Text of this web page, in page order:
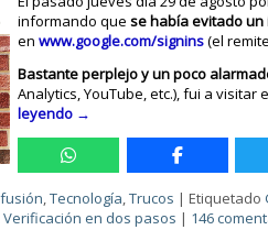
informando quese había evitado un
enwww.google.com/signins(el
Bastante perplejo y un poco
Analytics, YouTube, etc.), fui a
leyendo →
,Tecnología,Trucos |Etiquetado
Verificación en dos pasos | 146